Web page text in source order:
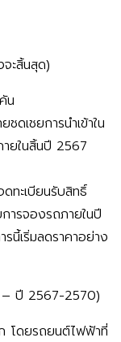
ะสิ้นสุด)
น
ดเชยการนำเข้าใน
ยในสิ้นปี 2567
ทะเบียนรับสิทธิ์
ารจองรถภายในปี
นี้เริ่มลดราคาอย่าง
– ปี 2567-2570)
โดยรถยนต์ไฟฟ้าที่